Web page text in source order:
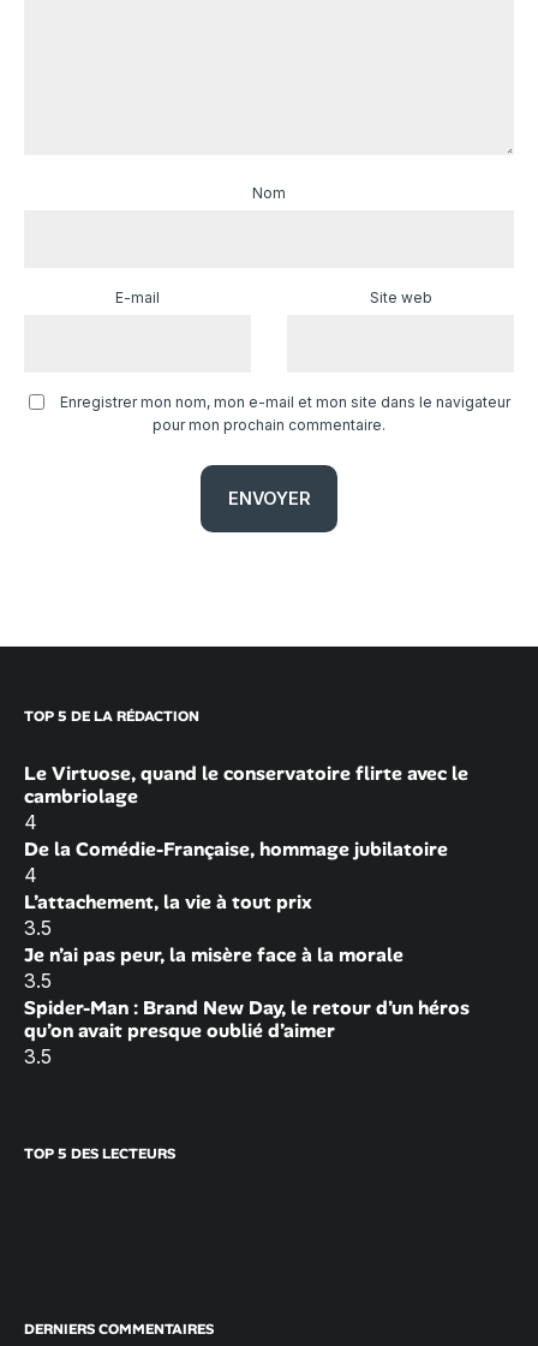
Nom
E-mail Site web
Enregistrer mon nom, mon e-mail et mon site dans le navigateur
pour mon prochain commentaire.
TOP 5 DE LA RÉDACTION
Le Virtuose, quand le conservatoire flirte avec le
cambriolage
4
De la Comédie-Française, hommage jubilatoire
4
L’attachement, la vie à tout prix
3.5
Je n’ai pas peur, la misère face à la morale
3.5
Spider-Man : Brand New Day, le retour d’un héros
qu’on avait presque oublié d’aimer
3.5
TOP 5 DES LECTEURS
DERNIERS COMMENTAIRES